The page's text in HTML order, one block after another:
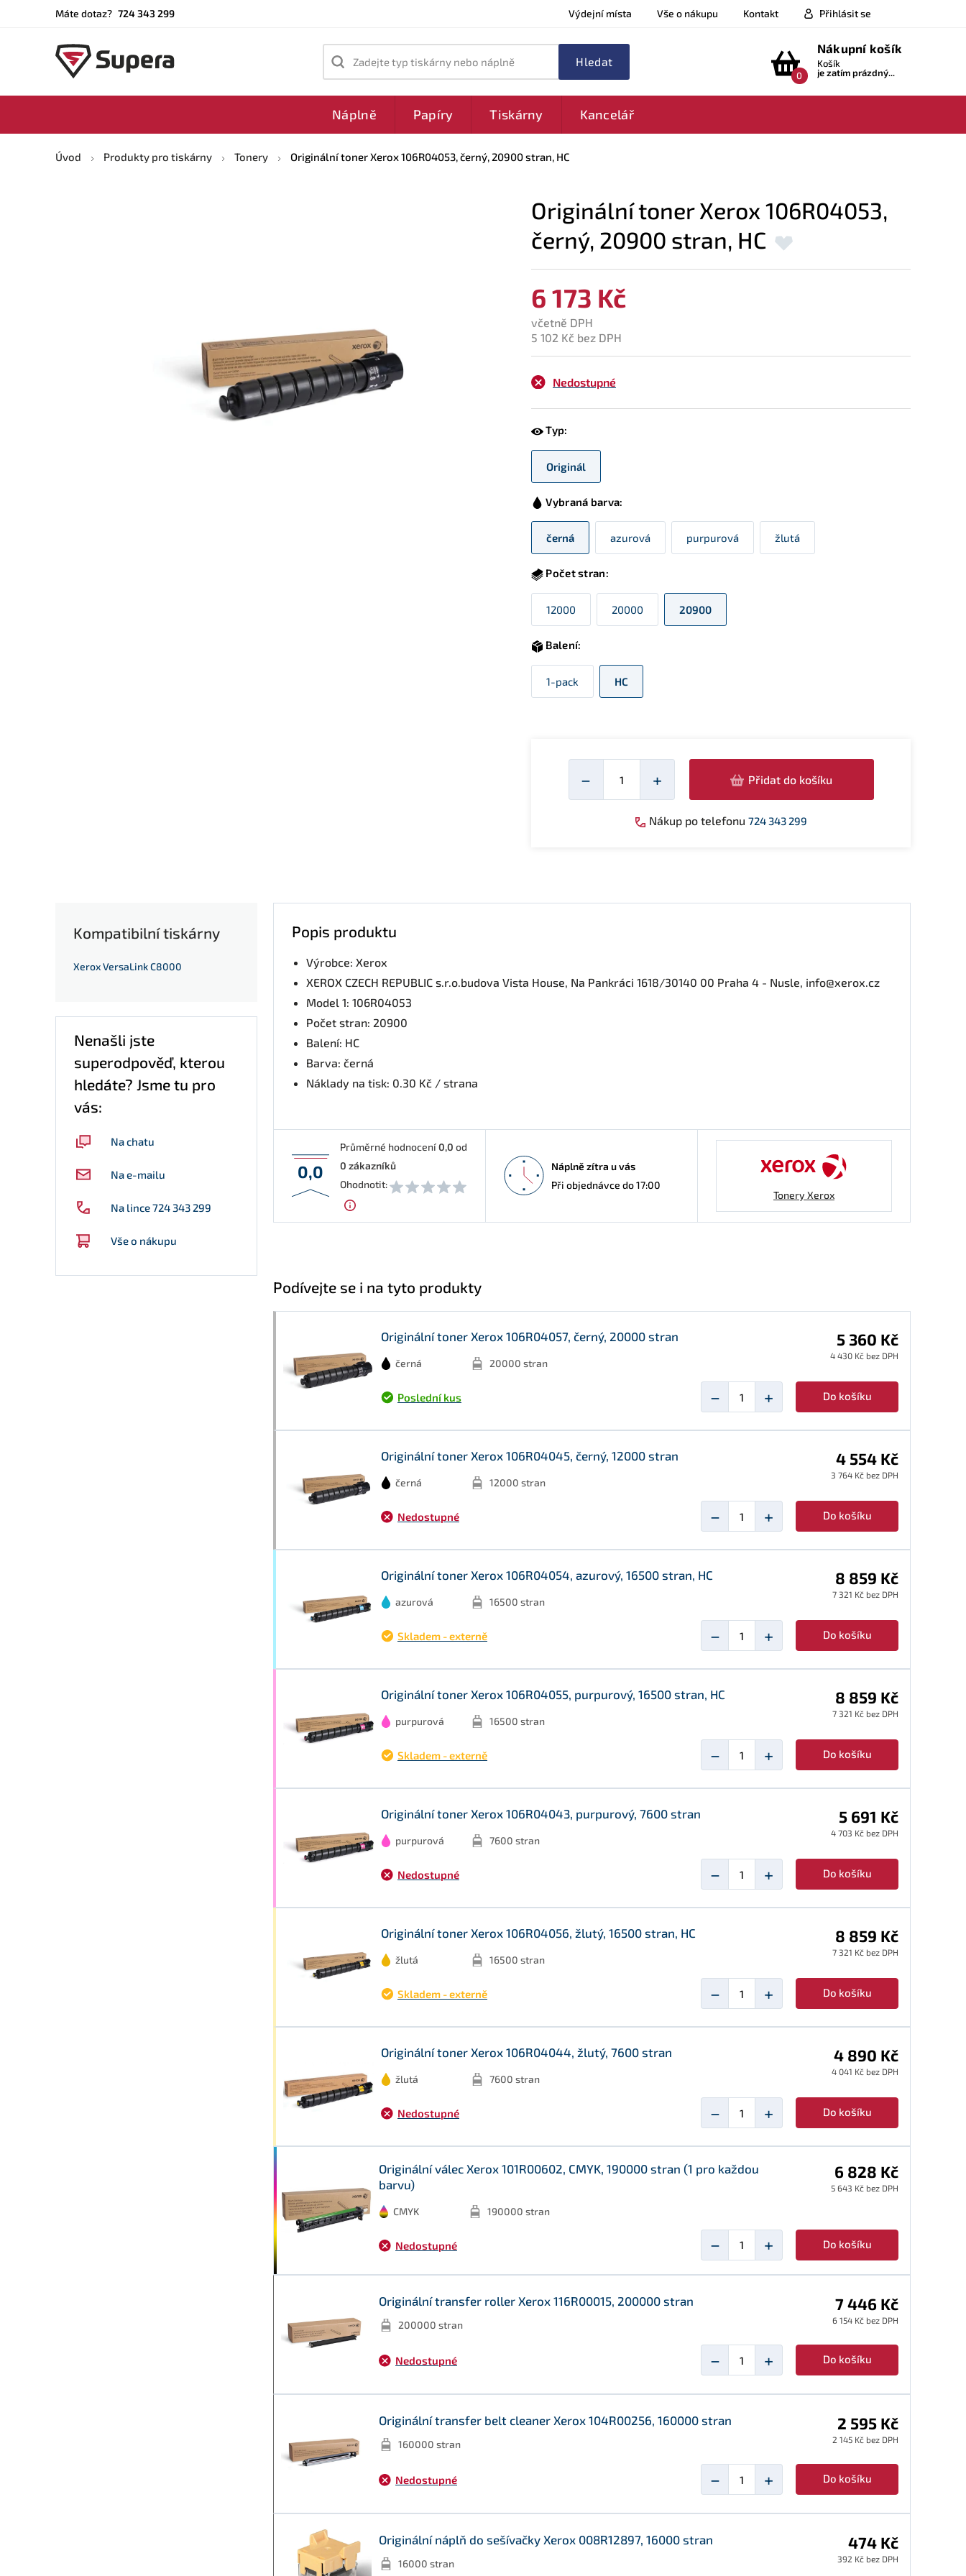
Máte dotaz? 724 343 299 Výdejní místa Vše o nákupu Kontakt Přihlásit se
Zadejte typ tiskárny nebo náplně
0
Nákupní košík
Košík
je zatím prázdný...
Náplně Papíry Tiskárny Kancelář
Úvod Produkty pro tiskárny Tonery Originální toner Xerox 106R04053, černý, 20900 stran, HC
Originální toner Xerox 106R04053,
černý, 20900 stran, HC
6 173 Kč
včetně DPH
5 102 Kč bez DPH
Nedostupné
Typ:
Originál
Vybraná barva:
černá azurová purpurová žlutá
Počet stran:
12000 20000 20900
Balení:
1-pack HC
−
Množství
+ Přidat do košíku
Nákup po telefonu 724 343 299
Kompatibilní tiskárny
Xerox VersaLink C8000
Nenašli jste
superodpověď, kterou
hledáte? Jsme tu pro
vás:
Na chatu
Na e-mailu
Na lince 724 343 299
Vše o nákupu
Popis produktu
Výrobce: Xerox
XEROX CZECH REPUBLIC s.r.o.budova Vista House, Na Pankráci 1618/30140 00 Praha 4 - Nusle, info@xerox.cz
Model 1: 106R04053
Počet stran: 20900
Balení: HC
Barva: černá
Náklady na tisk: 0.30 Kč / strana
0,0
Průměrné hodnocení0,0 od
0 zákazníků
Ohodnotit:
Náplně zítra u vás
Při objednávce do 17:00
Tonery Xerox
Podívejte se i na tyto produkty
Originální toner Xerox 106R04057, černý, 20000 stran
černá 20000 stran
5 360 Kč
4 430 Kč bez DPH
Poslední kus − + Do košíku
Originální toner Xerox 106R04045, černý, 12000 stran
černá 12000 stran
4 554 Kč
3 764 Kč bez DPH
Nedostupné − + Do košíku
Originální toner Xerox 106R04054, azurový, 16500 stran, HC
azurová 16500 stran
8 859 Kč
7 321 Kč bez DPH
Skladem - externě − + Do košíku
Originální toner Xerox 106R04055, purpurový, 16500 stran, HC
purpurová 16500 stran
8 859 Kč
7 321 Kč bez DPH
Skladem - externě − + Do košíku
Originální toner Xerox 106R04043, purpurový, 7600 stran
purpurová 7600 stran
5 691 Kč
4 703 Kč bez DPH
Nedostupné − + Do košíku
Originální toner Xerox 106R04056, žlutý, 16500 stran, HC
žlutá 16500 stran
8 859 Kč
7 321 Kč bez DPH
Skladem - externě − + Do košíku
Originální toner Xerox 106R04044, žlutý, 7600 stran
žlutá 7600 stran
4 890 Kč
4 041 Kč bez DPH
Nedostupné − + Do košíku
Originální válec Xerox 101R00602, CMYK, 190000 stran (1 pro každou
barvu)
CMYK 190000 stran
6 828 Kč
5 643 Kč bez DPH
Nedostupné − + Do košíku
Originální transfer roller Xerox 116R00015, 200000 stran
200000 stran
7 446 Kč
6 154 Kč bez DPH
Nedostupné − + Do košíku
Originální transfer belt cleaner Xerox 104R00256, 160000 stran
160000 stran
2 595 Kč
2 145 Kč bez DPH
Nedostupné − + Do košíku
Originální náplň do sešívačky Xerox 008R12897, 16000 stran
16000 stran
474 Kč
392 Kč bez DPH